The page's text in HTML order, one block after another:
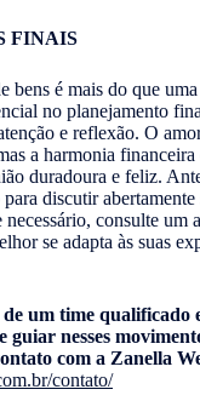
FINAIS
bens é mais do que
no planejamento
e reflexão. O
a harmonia
duradoura e feliz.
discutir
necessário, consulte um
se adapta às suas
um time qualificado
guiar nesses
com a Zanella
contato/